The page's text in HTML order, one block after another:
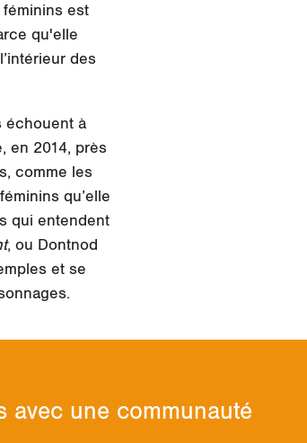
est
qu'elle
des
échouent à
en 2014, près
comme les
qu’elle
qui entendent
, ou Dontnod
et se
avec une communauté